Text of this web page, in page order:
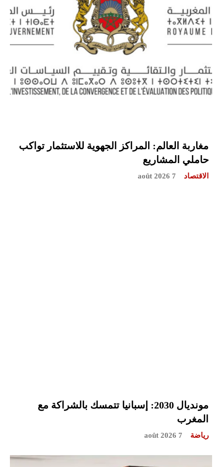
مغاربة العالم: المراكز الجهوية للاستثمار تواكب
حاملي المشاريع
الاقتصاد 7 août 2026
مونديال 2030: إسبانيا تتمسك بالشراكة مع
المغرب
رياضة 7 août 2026